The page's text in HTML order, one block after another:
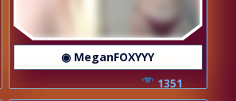
◉ MeganFOXYYY
1351